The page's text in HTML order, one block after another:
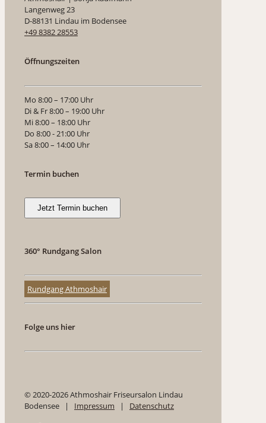
Langenweg 23
D-88131 Lindau im Bodensee
+49 8382 28553
Öffnungszeiten
Mo 8:00 – 17:00 Uhr
Di & Fr 8:00 – 19:00 Uhr
Mi 8:00 – 18:00 Uhr
Do 8:00 - 21:00 Uhr
Sa 8:00 – 14:00 Uhr
Termin buchen
Jetzt Termin buchen
360° Rundgang Salon
Rundgang Athmoshair
Folge uns hier
© 2020-2026 Athmoshair Friseursalon Lindau
Bodensee | Impressum | Datenschutz